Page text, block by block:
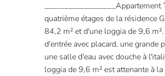
quatrième étages de la résidence
84,2 m² et d'une loggia de 9,6
d'entrée avec placard, une grande
une salle d'eau avec douche à
loggia de 9,6 m² est attenante à